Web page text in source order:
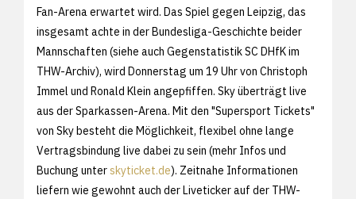
Fan-Arena erwartet wird. Das Spiel gegen Leipzig, das
insgesamt achte in der Bundesliga-Geschichte beider
Mannschaften (siehe auch Gegenstatistik SC DHfK im
THW-Archiv), wird Donnerstag um 19 Uhr von Christoph
Immel und Ronald Klein angepfiffen. Sky überträgt live
aus der Sparkassen-Arena. Mit den "Supersport Tickets"
von Sky besteht die Möglichkeit, flexibel ohne lange
Vertragsbindung live dabei zu sein (mehr Infos und
Buchung unterskyticket.de). Zeitnahe Informationen
liefern wie gewohnt auch der Liveticker auf der THW-